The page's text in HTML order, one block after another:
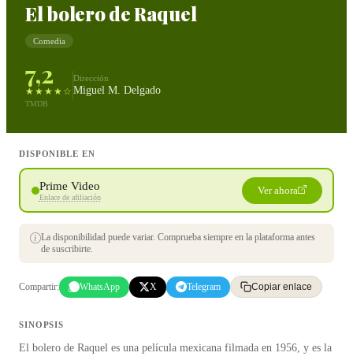
El bolero de Raquel
Comedia
7,2
★★★★☆
TMDB
Dirección
Miguel M. Delgado
DISPONIBLE EN
Prime Video
Enlace de afiliación
Ver ahora
La disponibilidad puede variar. Comprueba siempre en la plataforma antes
de suscribirte.
Compartir: WhatsApp X Telegram Copiar enlace
SINOPSIS
El bolero de Raquel es una película mexicana filmada en 1956, y es la